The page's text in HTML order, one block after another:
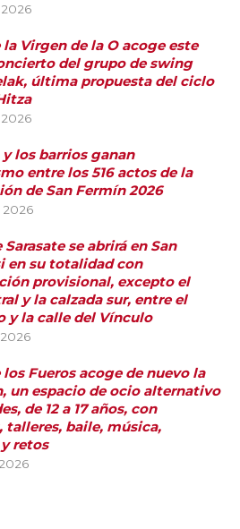
la Virgen de la O acoge este
del grupo de swing
última propuesta del ciclo
los barrios ganan
entre los 516 actos de la
de San Fermín 2026
2026
Sarasate se abrirá en San
en su totalidad con
provisional, excepto el
y la calzada sur, entre el
y la calle del Vínculo
los Fueros acoge de nuevo la
un espacio de ocio alternativo
de 12 a 17 años, con
talleres, baile, música,
retos